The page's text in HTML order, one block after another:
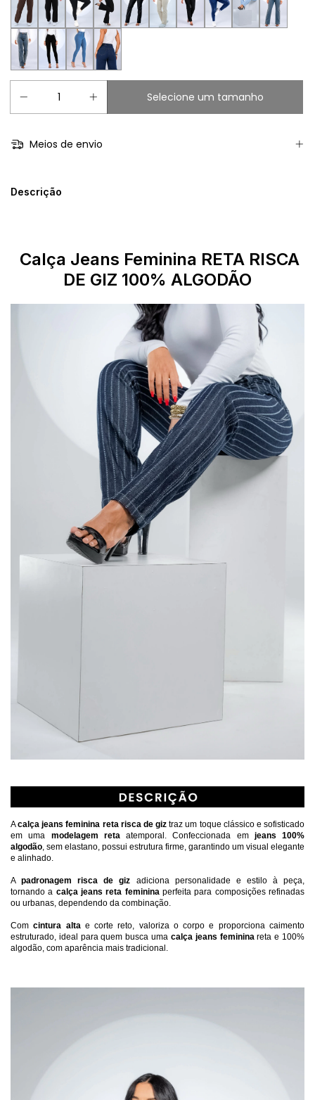
Meios de envio
Descrição
Calça Jeans Feminina RETA RISCA
DE GIZ 100% ALGODÃO
A calça jeans feminina reta risca de giz traz um toque clássico e sofisticado
em uma modelagem reta atemporal. Confeccionada em jeans 100%
algodão, sem elastano, possui estrutura firme, garantindo um visual elegante
e alinhado.
A padronagem risca de giz adiciona personalidade e estilo à peça,
tornando a calça jeans reta feminina perfeita para composições refinadas
ou urbanas, dependendo da combinação.
Com cintura alta e corte reto, valoriza o corpo e proporciona caimento
estruturado, ideal para quem busca uma calça jeans feminina reta e 100%
algodão, com aparência mais tradicional.